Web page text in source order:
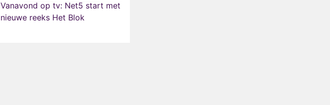
Vanavond op tv: Net5 start met
nieuwe reeks Het Blok